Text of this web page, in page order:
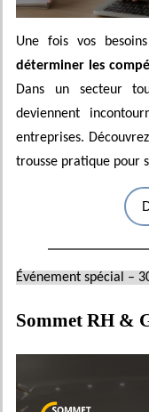
Une fois vos
déterminer les
Dans un secteur
deviennent
entreprises.
trousse pratique pour
Événement spécial –
Sommet RH &